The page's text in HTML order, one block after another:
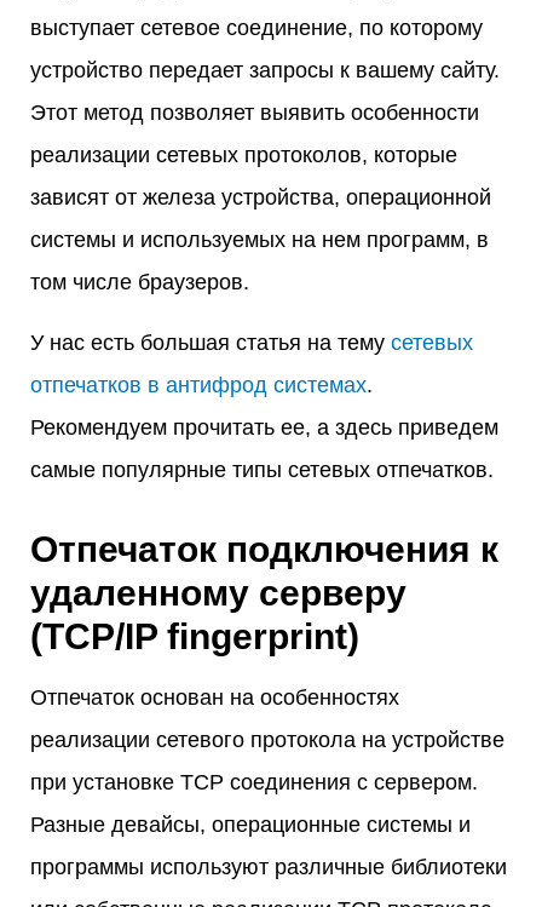
выступает сетевое соединение, по которому
устройство передает запросы к вашему сайту.
Этот метод позволяет выявить особенности
реализации сетевых протоколов, которые
зависят от железа устройства, операционной
системы и используемых на нем программ, в
том числе браузеров.
У нас есть большая статья на тему сетевых
отпечатков в антифрод системах.
Рекомендуем прочитать ее, а здесь приведем
самые популярные типы сетевых отпечатков.
Отпечаток подключения к
удаленному серверу
(TCP/IP fingerprint)
Отпечаток основан на особенностях
реализации сетевого протокола на устройстве
при установке TCP соединения с сервером.
Разные девайсы, операционные системы и
программы используют различные библиотеки